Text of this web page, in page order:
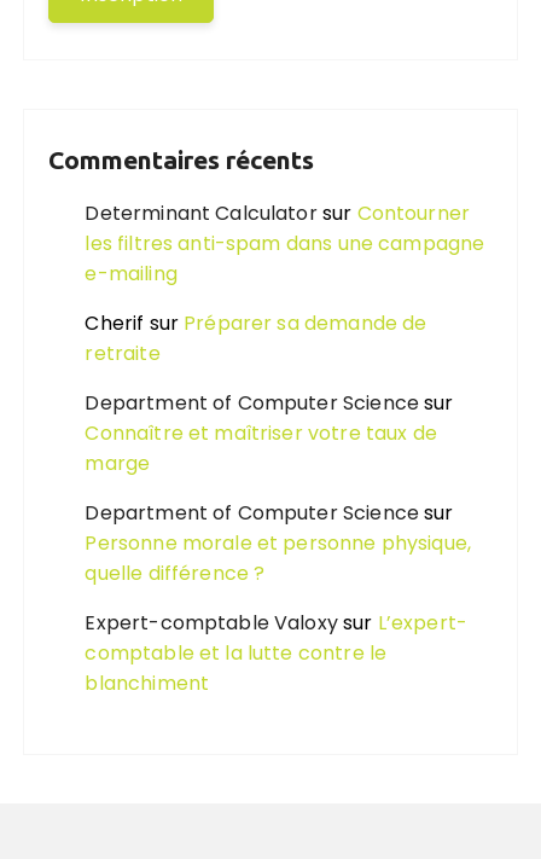
Commentaires récents
Determinant Calculatorsur Contourner
les filtres anti-spam dans une campagne
e-mailing
Cherif sur Préparer sa demande de
retraite
Department of Computer Sciencesur
Connaître et maîtriser votre taux de
marge
Department of Computer Sciencesur
Personne morale et personne physique,
quelle différence ?
Expert-comptable Valoxysur L’expert-
comptable et la lutte contre le
blanchiment